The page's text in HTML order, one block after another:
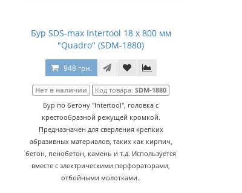
Бур SDS-max Intertool 18 х 800 мм
"Quadro" (SDM-1880)
948 грн.
Нет в наличии Код товара:SDM-1880
Бур по бетону "Intertool", головка с
крестообразной режущей кромкой.
Предназначен для сверления крепких
абразивных материалов, таких как кирпич,
бетон, пенобетон, камень и т.д. Используется
вместе с электрическими перфораторами,
отбойными молотками..